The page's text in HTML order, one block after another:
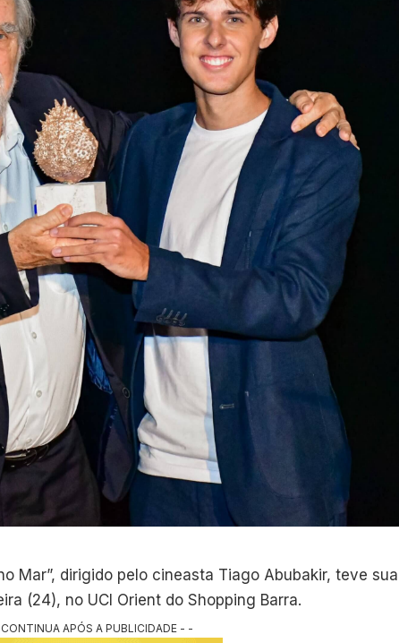
Mar”, dirigido pelo cineasta Tiago Abubakir, teve sua
(24), no UCI Orient do Shopping Barra.
APÓS A PUBLICIDADE - -